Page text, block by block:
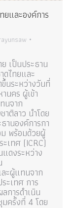
ยและองค์การ
เป็นประธาน
ดไทยและ
นระหว่างวันที่
คร ผู้เข้า
นจาก
ติลาว นำโดย
านองค์การกา
พร้อมด้วยผู้
เทศ (ICRC)
ดงระหว่าง
ะผู้แทนจาก
ะเทศ การ
การดำเนิน
มครั้งที่ 4 โดย